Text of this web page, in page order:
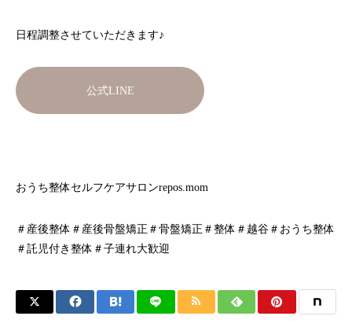
日程調整させていただきます♪
公式LINE
おうち整体セルフケアサロンrepos.mom
＃産後整体＃産後骨盤矯正＃骨盤矯正＃整体＃越谷＃おうち整体
＃託児付き整体＃子連れ大歓迎